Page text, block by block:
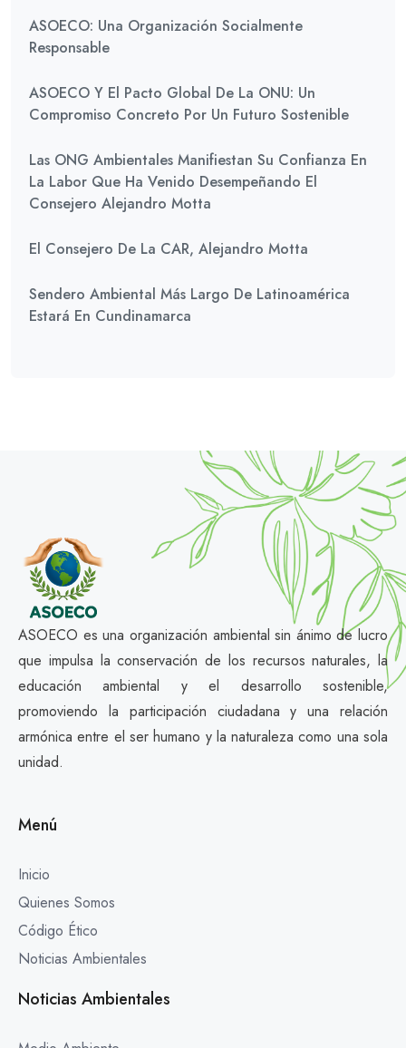
ASOECO: Una Organización Socialmente
Responsable
ASOECO Y El Pacto Global De La ONU: Un
Compromiso Concreto Por Un Futuro Sostenible
Las ONG Ambientales Manifiestan Su Confianza En
La Labor Que Ha Venido Desempeñando El
Consejero Alejandro Motta
El Consejero De La CAR, Alejandro Motta
Sendero Ambiental Más Largo De Latinoamérica
Estará En Cundinamarca
ASOECO es una organización ambiental sin ánimo de lucro
que impulsa la conservación de los recursos naturales, la
educación ambiental y el desarrollo sostenible,
promoviendo la participación ciudadana y una relación
armónica entre el ser humano y la naturaleza como una sola
unidad.
Menú
Inicio
Quienes Somos
Código Ético
Noticias Ambientales
Noticias Ambientales